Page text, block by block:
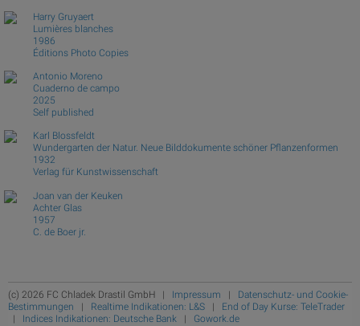
Harry Gruyaert
Lumières blanches
1986
Éditions Photo Copies
Antonio Moreno
Cuaderno de campo
2025
Self published
Karl Blossfeldt
Wundergarten der Natur. Neue Bilddokumente schöner Pflanzenformen
1932
Verlag für Kunstwissenschaft
Joan van der Keuken
Achter Glas
1957
C. de Boer jr.
(c) 2026 FC Chladek Drastil GmbH | Impressum | Datenschutz- und Cookie-
Bestimmungen | Realtime Indikationen: L&S | End of Day Kurse: TeleTrader
| Indices Indikationen: Deutsche Bank | Gowork.de